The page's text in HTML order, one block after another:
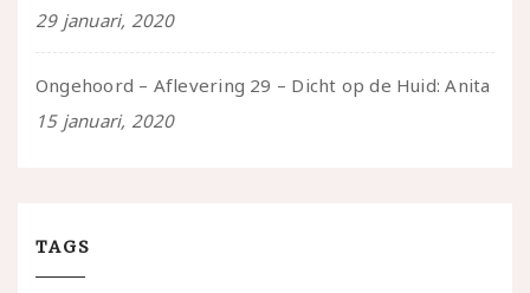
29 januari, 2020
Ongehoord – Aflevering 29 – Dicht op de Huid: Anita
15 januari, 2020
TAGS